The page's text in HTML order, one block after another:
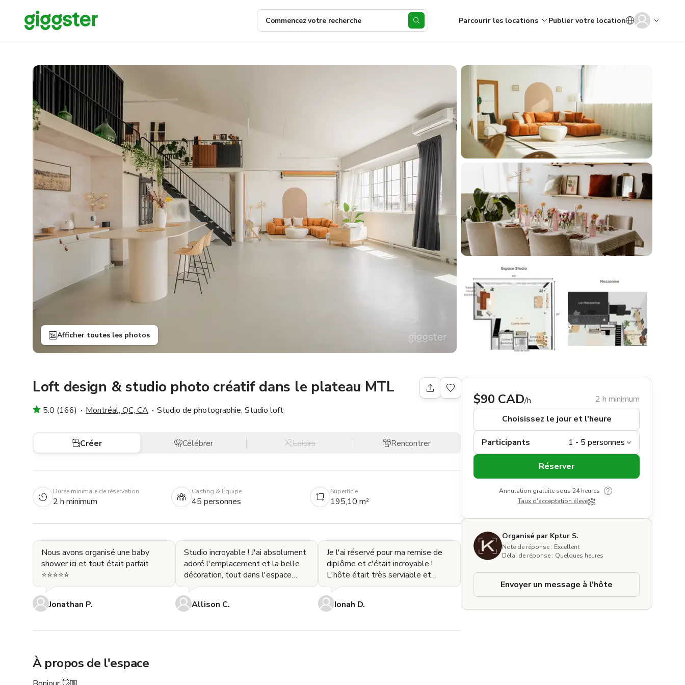
Commencez votre recherche Parcourir les locations Publier votre location
Afficher toutes les photos
Loft design & studio photo créatif dans le plateau MTL
5.0 (166) Montréal, QC, CA Studio de photographie, Studio loft
Créer Célébrer Loisirs Rencontrer
Durée minimale de réservation
2 h minimum
Casting & Équipe
45 personnes
Superficie
195,10 m²
Nous avons organisé une baby
shower ici et tout était parfait
⭐⭐⭐⭐⭐
Jonathan P.
Studio incroyable ! J'ai absolument
adoré l'emplacement et la belle
décoration, tout dans l'espace
était pensé avec soin. L'hôte était
incroyabl
Allison C.
Je l'ai réservé pour ma remise de
diplôme et c'était incroyable !
L'hôte était très serviable et
l'endroit était adorable ! Je
recommande déf
Ionah D.
À propos de l'espace
$90 CAD/h
2 h minimum
Choisissez le jour et l'heure
Participants
Réserver
Annulation gratuite sous 24 heures
Taux d'acceptation élevé
Organisé par Kptur S.
Note de réponse : Excellent
Délai de réponse : Quelques heures
Envoyer un message à l'hôte